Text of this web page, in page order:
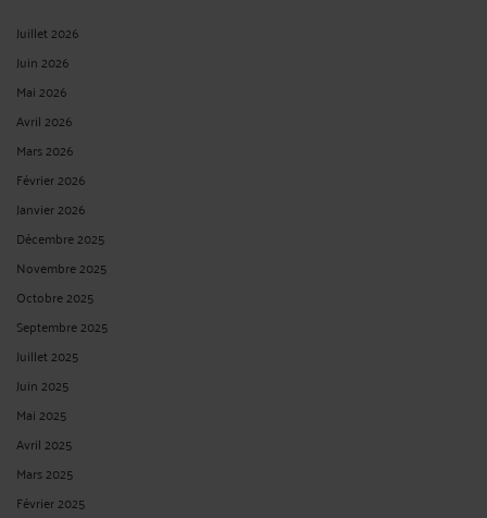
Juillet 2026
Juin 2026
Mai 2026
Avril 2026
Mars 2026
Février 2026
Janvier 2026
Décembre 2025
Novembre 2025
Octobre 2025
Septembre 2025
Juillet 2025
Juin 2025
Mai 2025
Avril 2025
Mars 2025
Février 2025